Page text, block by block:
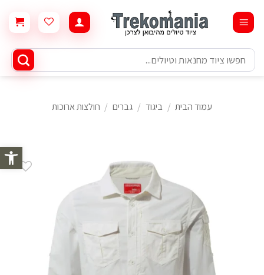
פתח
content
חיפוש
עבור:
עמוד הבית / ביגוד / גברים / חולצות ארוכות